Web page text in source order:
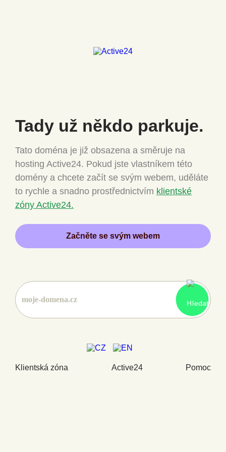
Tady už někdo parkuje.
Tato doména je již obsazena a směruje na
hosting Active24. Pokud jste vlastníkem této
domény a chcete začít se svým webem, uděláte
to rychle a snadno prostřednictvím klientské
zóny Active24.
Začněte se svým webem
Klientská zóna Active24 Pomoc